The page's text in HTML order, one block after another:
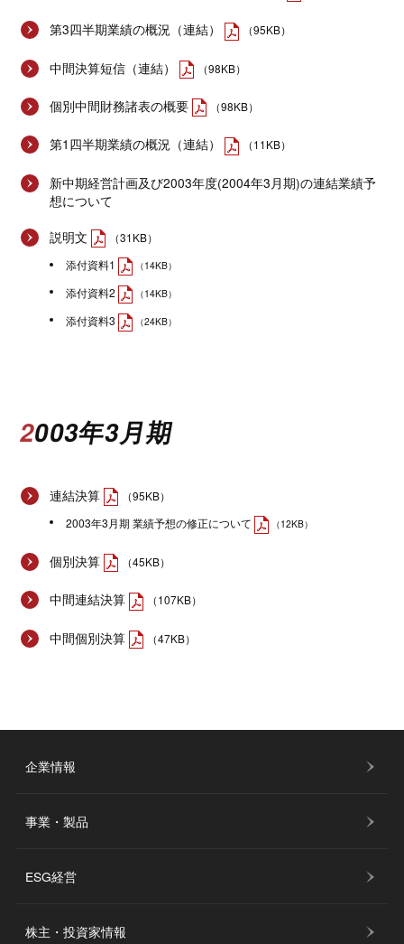
第3四半期業績の概況（連結） （95KB）
中間決算短信（連結） （98KB）
個別中間財務諸表の概要 （98KB）
第1四半期業績の概況（連結） （11KB）
新中期経営計画及び2003年度(2004年3月期)の連結業績予
想について
説明文
（31KB）
添付資料1
（14KB）
添付資料2 （14KB）
添付資料3 （24KB）
2003年3月期
連結決算
（95KB）
2003年3月期 業績予想の修正について
（12KB）
個別決算 （45KB）
中間連結決算 （107KB）
中間個別決算 （47KB）
企業情報
事業・製品
ESG経営
株主・投資家情報